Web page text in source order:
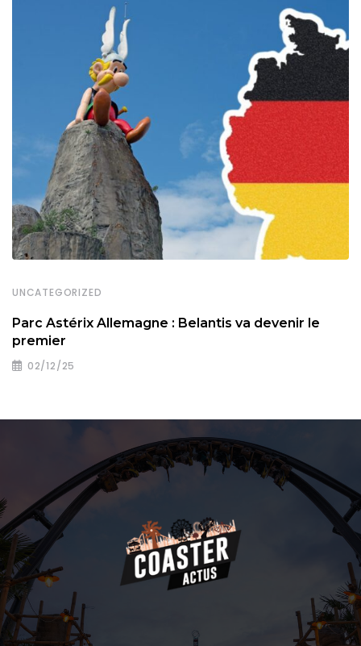
UNCATEGORIZED
Parc Astérix Allemagne : Belantis va devenir le
premier
02/12/25